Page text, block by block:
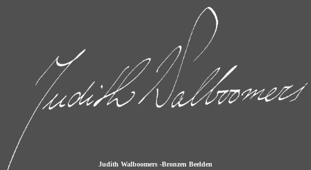
Judith Walboomers -Bronzen Beelden